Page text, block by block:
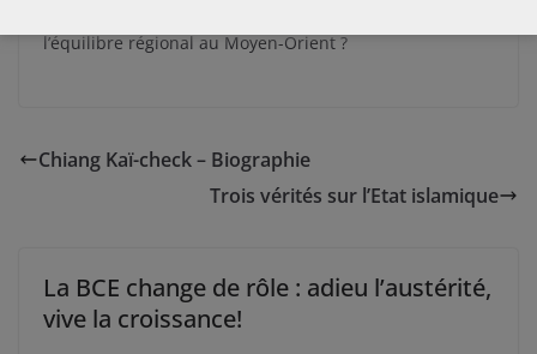
l’équilibre régional au Moyen-Orient ?
Chiang Kaï-check – Biographie
Trois vérités sur l’Etat islamique
La BCE change de rôle : adieu l’austérité,
vive la croissance!